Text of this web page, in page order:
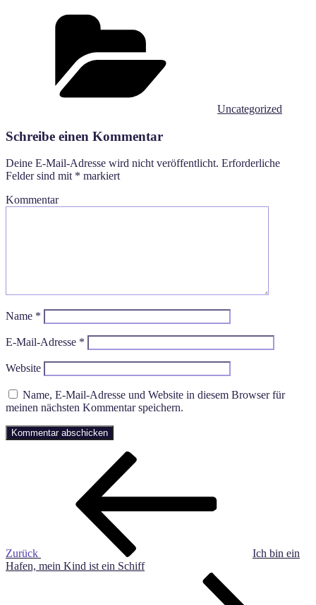
Uncategorized
Schreibe einen Kommentar
Deine E-Mail-Adresse wird nicht veröffentlicht. Erforderliche
Felder sind mit * markiert
Kommentar
Name *
E-Mail-Adresse *
Website
Name, E-Mail-Adresse und Website in diesem Browser für
meinen nächsten Kommentar speichern.
Beitragsnavigation
Zurück
Ich bin ein
Hafen, mein Kind ist ein Schiff